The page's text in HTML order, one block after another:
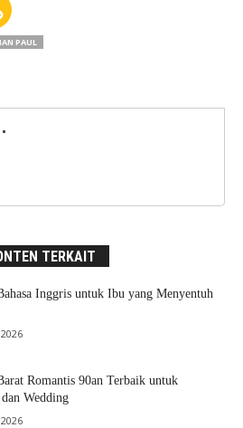
PAUL
TERKAIT
Inggris untuk Ibu yang Menyentuh
Romantis 90an Terbaik untuk
Wedding